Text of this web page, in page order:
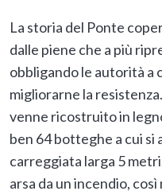
La storia del Ponte
dalle piene che a più
obbligando le autorità a
migliorarne la
venne ricostruito in
ben 64 botteghe a cui
carreggiata larga 5
arsa da un incendio,